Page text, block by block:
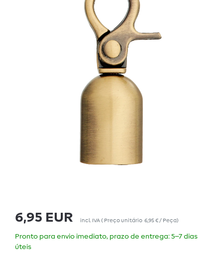
6,95 EUR incl. IVA( Preço unitário 6,95 € / Peça)
Pronto para envio imediato, prazo de entrega: 5–7 dias
úteis